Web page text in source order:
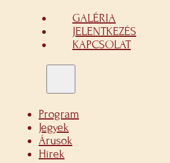
GALÉRIA
JELENTKEZÉS
KAPCSOLAT
Program
Jegyek
Árusok
Hírek